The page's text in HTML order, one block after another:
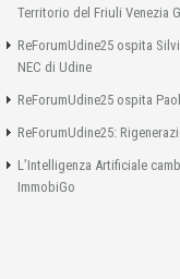
Territorio del Friuli Venezia
ReForumUdine25 ospita
NEC di Udine
ReForumUdine25 ospita
ReForumUdine25:
L’Intelligenza Artificiale
ImmobiGo